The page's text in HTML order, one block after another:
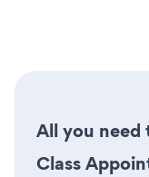
All you need
Class